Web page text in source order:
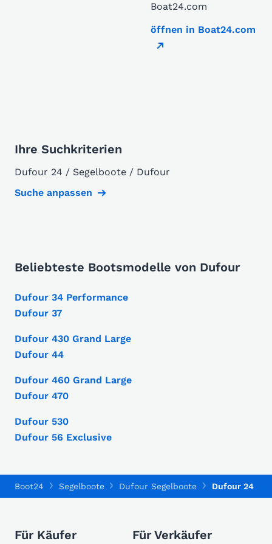
Boat24.com
öffnen in Boat24.com
Ihre Suchkriterien
Dufour 24 / Segelboote / Dufour
Suche anpassen
Beliebteste Bootsmodelle von Dufour
Dufour 34 Performance
Dufour 37
Dufour 430 Grand Large
Dufour 44
Dufour 460 Grand Large
Dufour 470
Dufour 530
Dufour 56 Exclusive
Boot24 Segelboote Dufour Segelboote Dufour 24
Für Käufer Für Verkäufer